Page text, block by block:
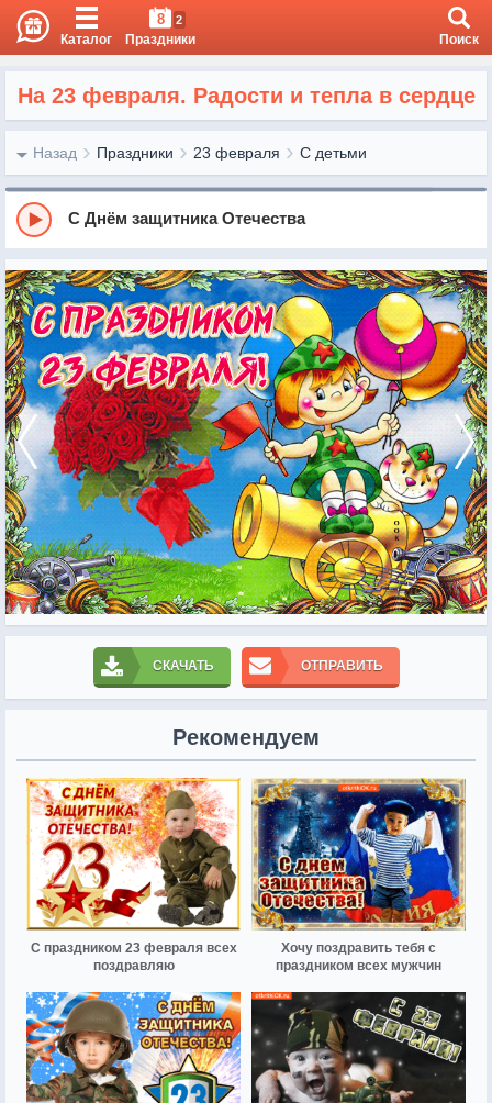
Каталог
8 2
Праздники Поиск
На 23 февраля. Радости и тепла в сердце
Назад Праздники 23 февраля С детьми
С Днём защитника Отечества
СКАЧАТЬ ОТПРАВИТЬ
Рекомендуем
С праздником 23 февраля всех
поздравляю
Хочу поздравить тебя с
праздником всех мужчин